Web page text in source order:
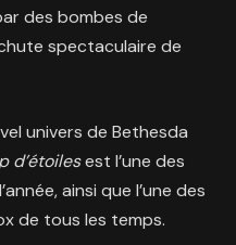
des bombes de
spectaculaire de
univers de Bethesda
d’étoilesest l’une des
ainsi que l’une des
de tous les temps.